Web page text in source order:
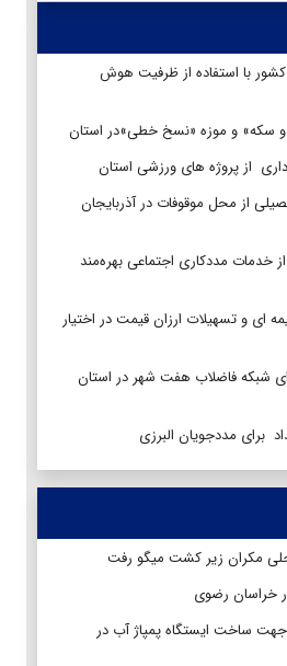
با استفاده از ظرفیت هوش
از پروژه های ورزشی استان
مهر تحصیلی از محل موقوفات در آذربایجان
از خدمات مددکاری اجتماعی بهره‌مند
ای و تسهیلات ارزان قیمت در اختیار
شبکه فاضلاب هفت شهر در استان
برای مددجویان البرزی
خراسان رضوی
جهت ساخت ایستگاه پمپاژ آب در